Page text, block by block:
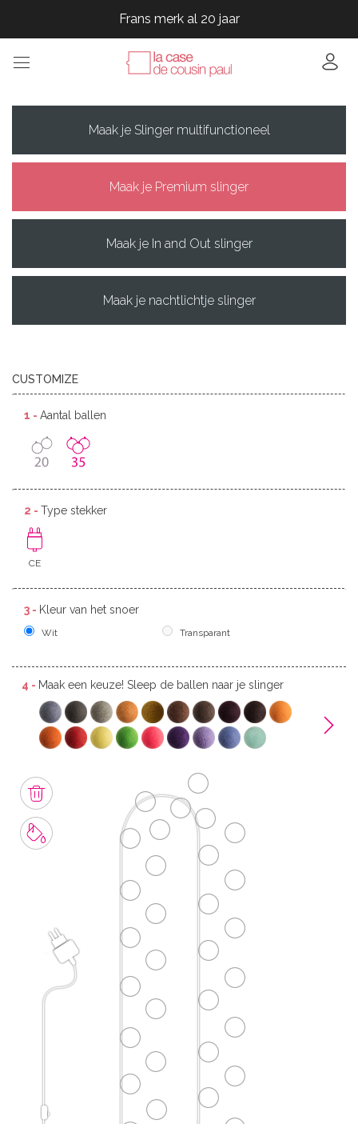
Frans merk al 20 jaar
Frans merk al 20 jaar
Frans merk al 20 jaar
Maak je Slinger multifunctioneel
Maak je Premium slinger
Maak je In and Out slinger
Maak je nachtlichtje slinger
CUSTOMIZE
1 - Aantal ballen
2 - Type stekker
CE
3 - Kleur van het snoer
Wit Transparant
4 - Maak een keuze! Sleep de ballen naar je slinger